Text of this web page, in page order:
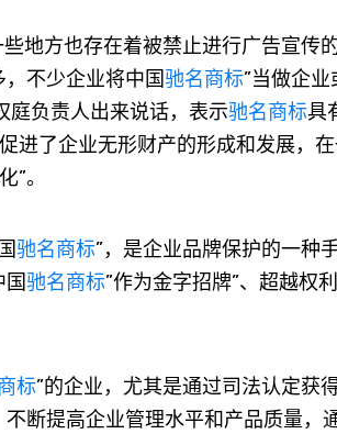
些地方也存在着被禁止进行广告宣传
，不少企业将中国驰名商标”当做企
庭负责人出来说话，表示驰名商标具
进了企业无形财产的形成和发展，
”。
驰名商标”，是企业品牌保护的一种
驰名商标”作为金字招牌”、超越权
标”的企业，尤其是通过司法认定获
断提高企业管理水平和产品质量，